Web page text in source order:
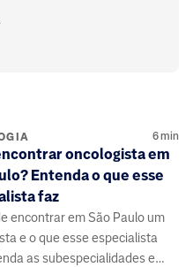
6min
oncologista em
Entenda o que esse
faz
encontrar em São Paulo um
e o que esse especialista
as subespecialidades e